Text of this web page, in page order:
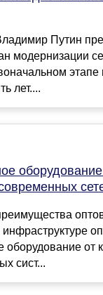
Путин
модернизации
лет....
оборудование
сист...